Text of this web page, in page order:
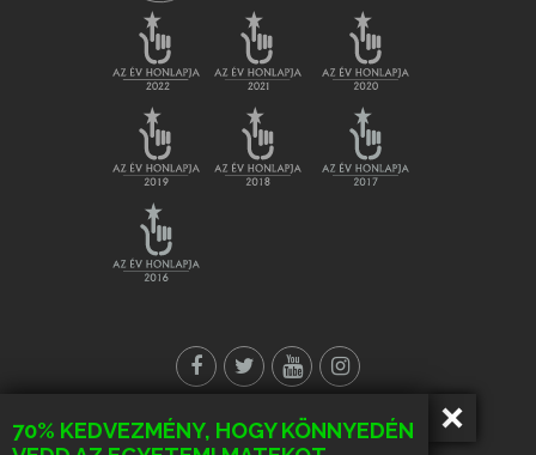
70% KEDVEZMÉNY, HOGY KÖNNYEDÉN
© Minden jog fenntartva!